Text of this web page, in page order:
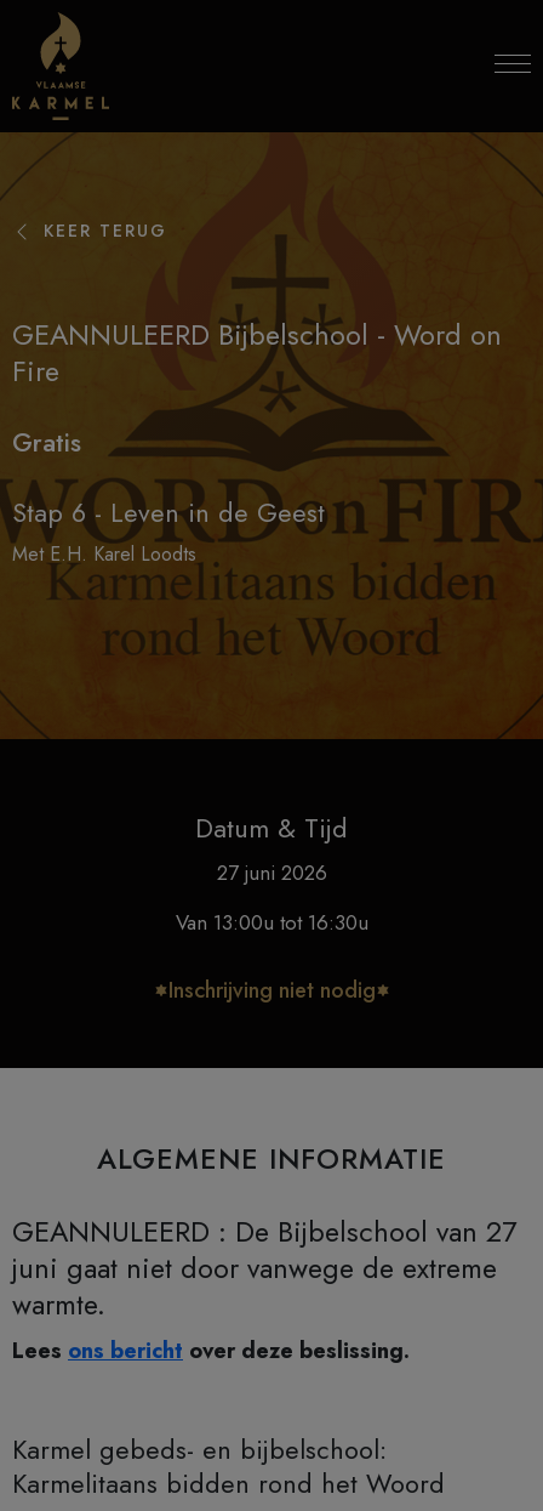
Skip to content
KEER TERUG
GEANNULEERD Bijbelschool - Word on
Fire
Gratis
Stap 6 - Leven in de Geest
Met E.H. Karel Loodts
Datum & Tijd
27 juni 2026
Van 13:00u tot 16:30u
Inschrijving niet nodig
ALGEMENE INFORMATIE
GEANNULEERD : De Bijbelschool van 27
juni gaat niet door vanwege de extreme
warmte.
Lees ons bericht over deze beslissing.
Karmel gebeds- en bijbelschool:
Karmelitaans bidden rond het Woord